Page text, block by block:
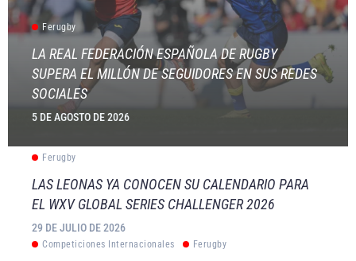
Ferugby
LA REAL FEDERACIÓN ESPAÑOLA DE RUGBY
SUPERA EL MILLÓN DE SEGUIDORES EN SUS REDES
SOCIALES
5 DE AGOSTO DE 2026
Ferugby
LAS LEONAS YA CONOCEN SU CALENDARIO PARA
EL WXV GLOBAL SERIES CHALLENGER 2026
29 DE JULIO DE 2026
Competiciones Internacionales Ferugby